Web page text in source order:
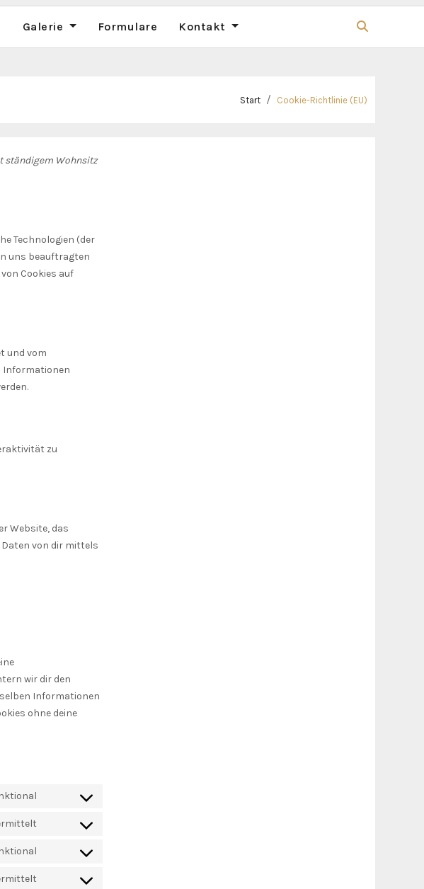
Galerie Formulare Kontakt
Start Cookie-Richtlinie (EU)
ständigem Wohnsitz
Technologien (der
uns beauftragten
Cookies auf
und vom
Informationen
zu
Website, das
Daten von dir mittels
wir dir den
Informationen
ohne deine
Consent
wordpress
Consent
Consent
Consent